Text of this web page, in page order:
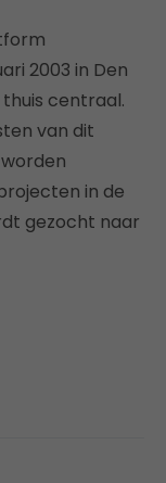
2003 in Den
centraal.
van dit
in de
gezocht naar